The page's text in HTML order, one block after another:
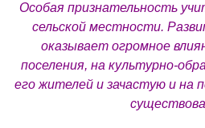
Особая признательность
сельской местности.
оказывает огромное
поселения, на культурно-
его жителей и зачастую и на